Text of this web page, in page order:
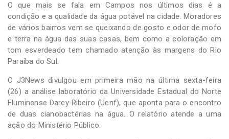
O que mais se fala em Campos nos últimos dias é a
condição e a qualidade da água potável na cidade. Moradores
de vários bairros vem se queixando de gosto e odor de mofo
e terra na água das suas casas, bem como a coloração em
tom esverdeado tem chamado atenção às margens do Rio
Paraíba do Sul.
O J3News divulgou em primeira mão na última sexta-feira
(26) a análise laboratório da Universidade Estadual do Norte
Fluminense Darcy Ribeiro (Uenf), que aponta para o encontro
de duas cianobactérias na água. O relatório atende a uma
ação do Ministério Público.